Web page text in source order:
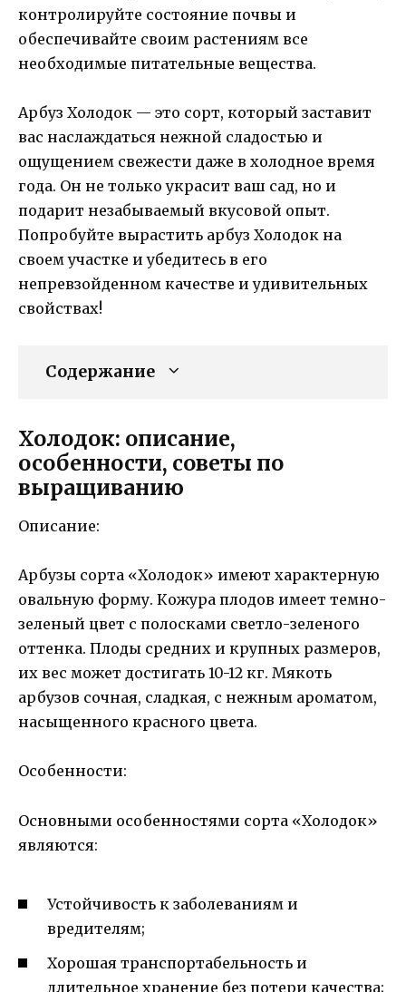
контролируйте состояние почвы и
обеспечивайте своим растениям все
необходимые питательные вещества.
Арбуз Холодок — это сорт, который заставит
вас наслаждаться нежной сладостью и
ощущением свежести даже в холодное время
года. Он не только украсит ваш сад, но и
подарит незабываемый вкусовой опыт.
Попробуйте вырастить арбуз Холодок на
своем участке и убедитесь в его
непревзойденном качестве и удивительных
свойствах!
Содержание
Холодок: описание,
особенности, советы по
выращиванию
Описание:
Арбузы сорта «Холодок» имеют характерную
овальную форму. Кожура плодов имеет темно-
зеленый цвет с полосками светло-зеленого
оттенка. Плоды средних и крупных размеров,
их вес может достигать 10-12 кг. Мякоть
арбузов сочная, сладкая, с нежным ароматом,
насыщенного красного цвета.
Особенности:
Основными особенностями сорта «Холодок»
являются:
Устойчивость к заболеваниям и
вредителям;
Хорошая транспортабельность и
длительное хранение без потери качества;